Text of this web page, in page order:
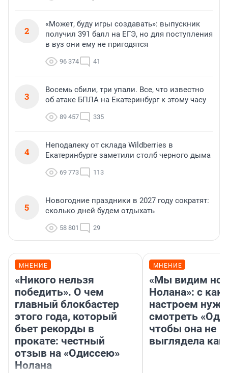
2
«Может, буду игры создавать»: выпускник
получил 391 балл на ЕГЭ, но для поступления
в вуз они ему не пригодятся
96 374 41
3
Восемь сбили, три упали. Все, что известно
об атаке БПЛА на Екатеринбург к этому часу
89 457 335
4
Неподалеку от склада Wildberries в
Екатеринбурге заметили столб черного дыма
69 773 113
5
Новогодние праздники в 2027 году сократят:
сколько дней будем отдыхать
58 801 29
МНЕНИЕ
«Никого нельзя
победить». О чем
главный блокбастер
этого года, который
бьет рекорды в
прокате: честный
отзыв на «Одиссею»
Нолана
МНЕНИЕ
«Мы видим
Нолана»: с
настроем
смотреть
чтобы она не
выглядела как